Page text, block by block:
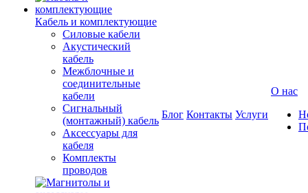
Кабель и комплектующие
Силовые кабели
Акустический
кабель
Межблочные и
соединительные
кабели
Сигнальный
(монтажный) кабель
Аксессуары для
кабеля
Комплекты
проводов
Блог Контакты Услуги
О нас